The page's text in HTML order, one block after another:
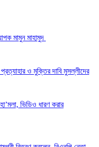
মামুন মাহামুদ
ও মুক্তির দাবি মুসল্লীদের
ভিডিও ধারণ করার